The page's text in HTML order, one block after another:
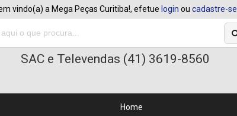
vindo(a) a Mega Peças Curitiba!, efetue login oucadastre-se
SAC e Televendas (41) 3619-8560
Home